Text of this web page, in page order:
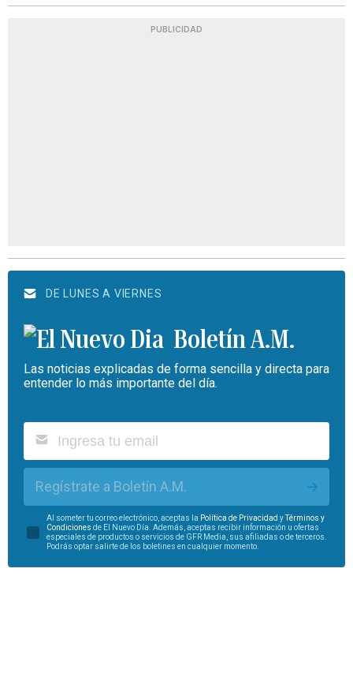
PUBLICIDAD
DE LUNES A VIERNES
Boletín A.M.
Las noticias explicadas de forma sencilla y directa para
entender lo más importante del día.
Regístrate a Boletín A.M.
Al someter tu correo electrónico, aceptas la Política de Privacidad yTérminos y
Condiciones de El Nuevo Día. Además, aceptas recibir información u ofertas
especiales de productos o servicios de GFR Media, sus afiliadas o de terceros.
Podrás optar salirte de los boletines en cualquier momento.